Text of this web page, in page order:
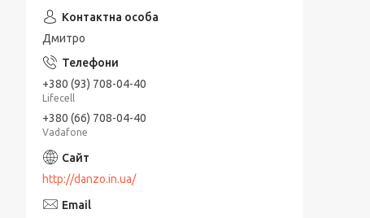
Дмитро
+380 (93) 708-04-40
Lifecell
+380 (66) 708-04-40
Vadafone
http://danzo.in.ua/